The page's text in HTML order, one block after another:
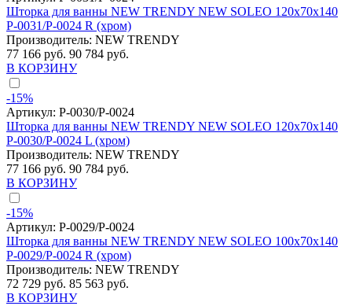
Шторка для ванны NEW TRENDY NEW SOLEO 120x70x140
P-0031/P-0024 R (хром)
Производитель: NEW TRENDY
77 166 руб. 90 784 руб.
В КОРЗИНУ
-15%
Артикул: P-0030/P-0024
Шторка для ванны NEW TRENDY NEW SOLEO 120x70x140
P-0030/P-0024 L (хром)
Производитель: NEW TRENDY
77 166 руб. 90 784 руб.
В КОРЗИНУ
-15%
Артикул: P-0029/P-0024
Шторка для ванны NEW TRENDY NEW SOLEO 100x70x140
P-0029/P-0024 R (хром)
Производитель: NEW TRENDY
72 729 руб. 85 563 руб.
В КОРЗИНУ